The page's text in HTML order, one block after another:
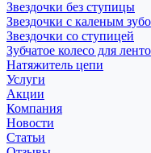
Звездочки без ступицы
Звездочки с каленым
Звездочки со ступицей
Зубчатое колесо для
Натяжитель цепи
Услуги
Акции
Компания
Новости
Статьи